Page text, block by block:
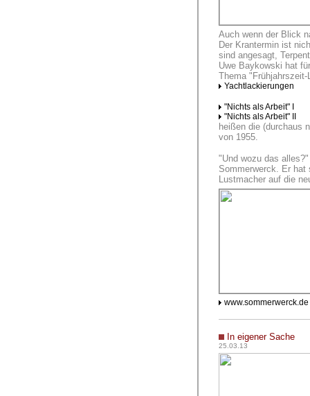
Auch wenn der Blick
Der Krantermin ist
sind angesagt,
Uwe Baykowski hat
Thema
Yachtlackierungen
"Nichts als Arbeit" I
"Nichts als Arbeit" II
heißen die (durchaus
von 1955.
"Und wozu das
Sommerwerck. Er
Lustmacher auf die
www.sommerwerck.de
In eigener Sache
25.03.13